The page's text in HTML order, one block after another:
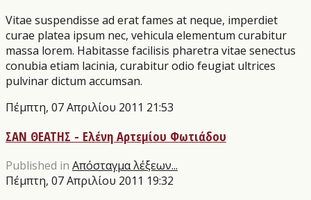
Vitae suspendisse ad erat fames at neque, imperdiet
curae platea ipsum nec, vehicula elementum curabitur
massa lorem. Habitasse facilisis pharetra vitae senectus
conubia etiam lacinia, curabitur odio feugiat ultrices
pulvinar dictum accumsan.
Πέμπτη, 07 Απριλίου 2011 21:53
ΣΑΝ ΘΕΑΤΗΣ - Ελένη Αρτεμίου Φωτιάδου
Published in Απόσταγμα λέξεων...
Πέμπτη, 07 Απριλίου 2011 19:32